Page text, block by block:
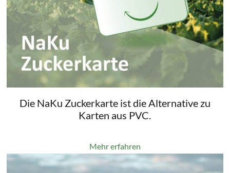
Die NaKu Zuckerkarte ist die Alternative zu
Karten aus PVC.
Mehr erfahren